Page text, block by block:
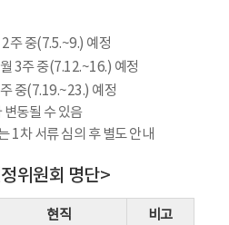
2주 중(7.5.~9.) 예정
3주 중(7.12.~16.) 예정
중(7.19.~23.) 예정
동될 수 있음
1차 서류 심의 후 별도 안내
위원회 명단>
현직 비고